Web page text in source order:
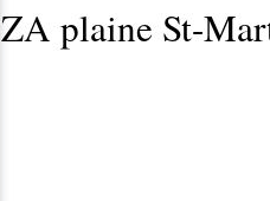
ZA plaine St-